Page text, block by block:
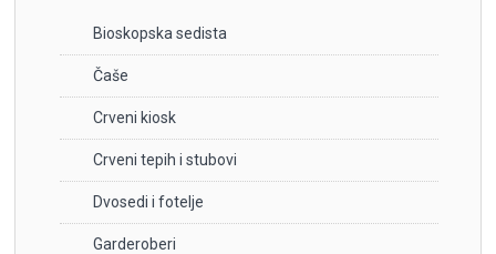
Bioskopska sedista
Čaše
Crveni kiosk
Crveni tepih i stubovi
Dvosedi i fotelje
Garderoberi